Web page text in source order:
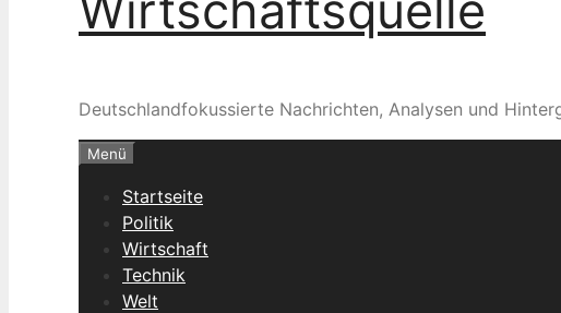
Deutschlandfokussierte Nachrichten, Analysen und
Menü
Startseite
Politik
Wirtschaft
Technik
Welt